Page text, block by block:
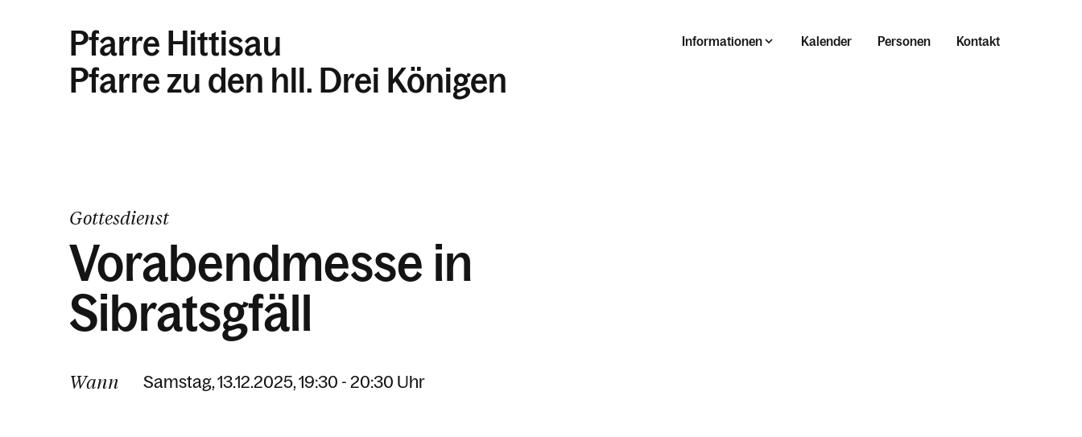
Pfarre Hittisau
Pfarre zu den hll. Drei Königen
Informationen Kalender Personen Kontakt
Gottesdienst
Vorabendmesse in
Sibratsgfäll
Wann Samstag, 13.12.2025, 19:30 - 20:30 Uhr